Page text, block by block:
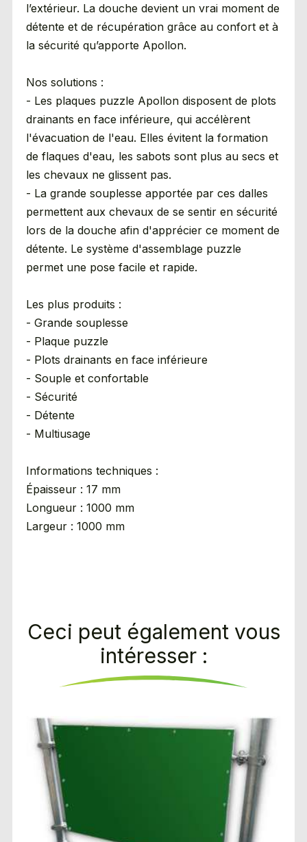
l’extérieur. La douche devient un vrai moment de
détente et de récupération grâce au confort et à
la sécurité qu’apporte Apollon.
Nos solutions :
- Les plaques puzzle Apollon disposent de plots
drainants en face inférieure, qui accélèrent
l'évacuation de l'eau. Elles évitent la formation
de flaques d'eau, les sabots sont plus au secs et
les chevaux ne glissent pas.
- La grande souplesse apportée par ces dalles
permettent aux chevaux de se sentir en sécurité
lors de la douche afin d'apprécier ce moment de
détente. Le système d'assemblage puzzle
permet une pose facile et rapide.
Les plus produits :
- Grande souplesse
- Plaque puzzle
- Plots drainants en face inférieure
- Souple et confortable
- Sécurité
- Détente
- Multiusage
Informations techniques :
Épaisseur : 17 mm
Longueur : 1000 mm
Largeur : 1000 mm
Ceci peut également vous
intéresser :